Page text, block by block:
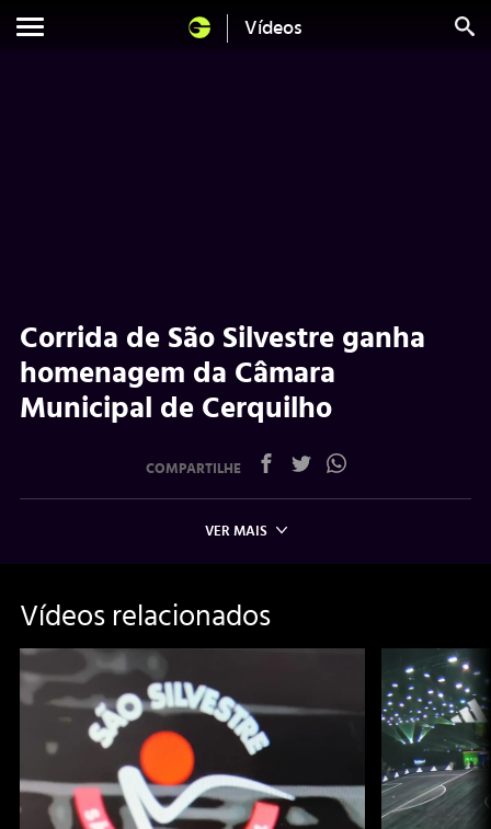
Vídeos
Corrida de São Silvestre ganha
homenagem da Câmara
Municipal de Cerquilho
COMPARTILHE
VER MAIS
Vídeos relacionados